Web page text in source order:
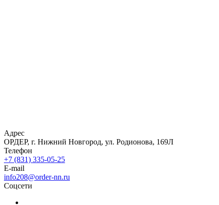
Адрес
ОРДЕР, г. Нижний Новгород, ул. Родионова, 169Л
Телефон
+7 (831) 335-05-25
E-mail
info208@order-nn.ru
Соцсети